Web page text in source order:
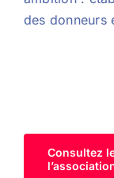
des donneurs
Consultez